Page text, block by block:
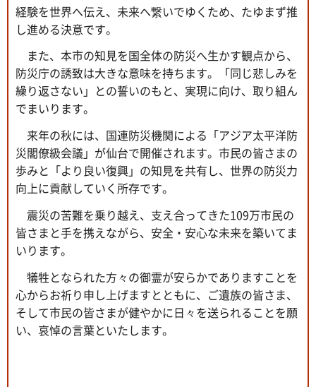
経験を世界へ伝え、未来へ繋いでゆくため、たゆまず推
し進める決意です。
また、本市の知見を国全体の防災へ生かす観点から、
防災庁の誘致は大きな意味を持ちます。「同じ悲しみを
繰り返さない」との誓いのもと、実現に向け、取り組ん
でまいります。
来年の秋には、国連防災機関による「アジア太平洋防
災閣僚級会議」が仙台で開催されます。市民の皆さまの
歩みと「より良い復興」の知見を共有し、世界の防災力
向上に貢献していく所存です。
震災の苦難を乗り越え、支え合ってきた109万市民の
皆さまと手を携えながら、安全・安心な未来を築いてま
いります。
犠牲となられた方々の御霊が安らかでありますことを
心からお祈り申し上げますとともに、ご遺族の皆さま、
そして市民の皆さまが健やかに日々を送られることを願
い、哀悼の言葉といたします。